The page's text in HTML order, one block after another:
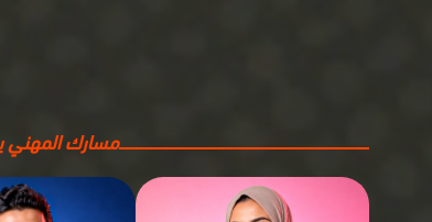
مسارك المهني